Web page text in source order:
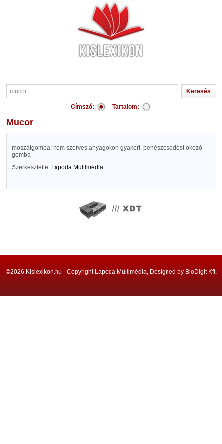
Címszó: Tartalom:
mucor
moszatgomba; nem szerves anyagokon gyakori, penészesedést okozó
gomba
Szerkesztette: Lapoda Multimédia
©2026 Kislexikon.hu - Copyright Lapoda Multimédia, Designed by BioDigit Kft.